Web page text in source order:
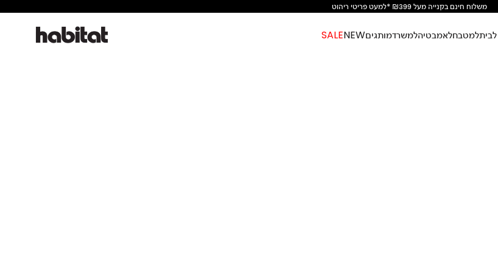
משלוח חינם בקנייה מעל ₪399 *למעט פריטי ריהוט
habitat online לביתלמטבחלאמבטיהלמשרדמותגיםNEW
SALE